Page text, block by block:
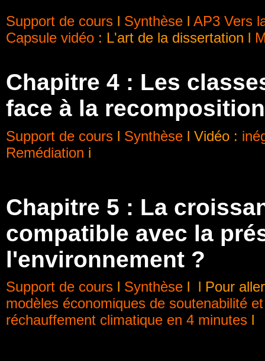
Support de cours l Synthèse l AP3 Vers
Capsule vidéo : L'art de la dissertation l
Chapitre 4 : Les
face à la
Support de cours l Synthèse l Vidéo :
Remédiation i
Chapitre 5 : La
compatible avec la
l'environnement ?
Support de cours l Synthèse l l Pour
modèles économiques de soutenabilité
réchauffement climatique en 4 minutes l